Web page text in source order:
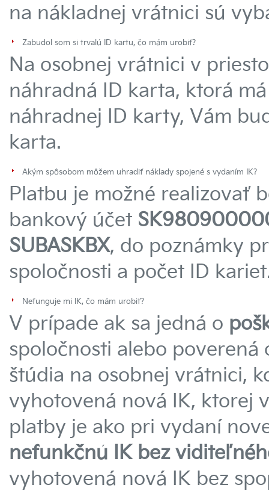
na nákladnej vrátnici sú
Zabudol som si trvalú ID kartu, čo mám urobiť?
Na osobnej vrátnici v
náhradná ID karta, ktorá
náhradnej ID karty, Vám
karta.
Akým spôsobom môžem uhradiť náklady spojené s vydaním IK?
Platbu je možné realizovať
bankový účet
SUBASKBX, do poznámky
spoločnosti a počet ID
Nefunguje mi IK, čo mám urobiť?
V prípade ak sa jedná o
spoločnosti alebo
štúdia na osobnej vrátnici,
vyhotovená nová IK, ktorej
platby je ako pri vydaní
nefunkčnú IK bez
vyhotovená nová IK bez